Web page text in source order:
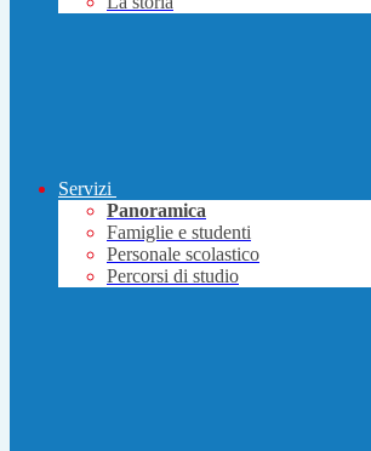
Servizi
Panoramica
Famiglie e studenti
Personale scolastico
Percorsi di studio